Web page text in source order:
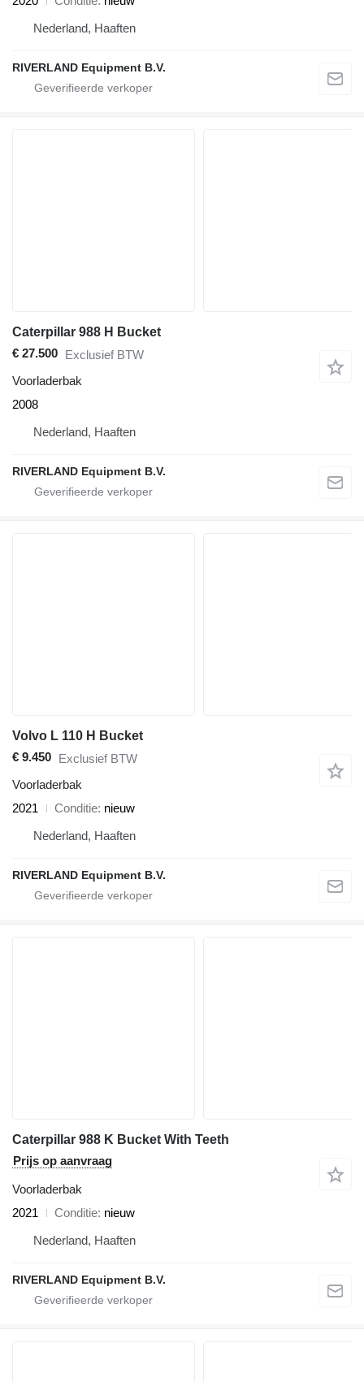
Nederland, Haaften
RIVERLAND Equipment B.V.
Caterpillar 988 H Bucket
€ 27.500 Exclusief BTW
Voorladerbak
2008
Nederland, Haaften
RIVERLAND Equipment B.V.
Volvo L 110 H Bucket
€ 9.450 Exclusief BTW
Voorladerbak
2021
Conditie nieuw
Nederland, Haaften
RIVERLAND Equipment B.V.
Caterpillar 988 K Bucket With Teeth
Prijs op aanvraag
Voorladerbak
2021
Conditie nieuw
Nederland, Haaften
RIVERLAND Equipment B.V.